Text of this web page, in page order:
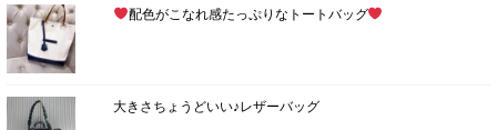
配色がこなれ感たっぷりなトートバッグ
大きさちょうどいい♪レザーバッグ